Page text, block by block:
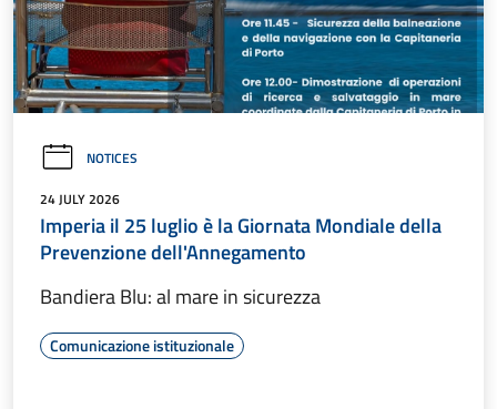
NOTICES
24 JULY 2026
Imperia il 25 luglio è la Giornata Mondiale della
Prevenzione dell'Annegamento
Bandiera Blu: al mare in sicurezza
Comunicazione istituzionale